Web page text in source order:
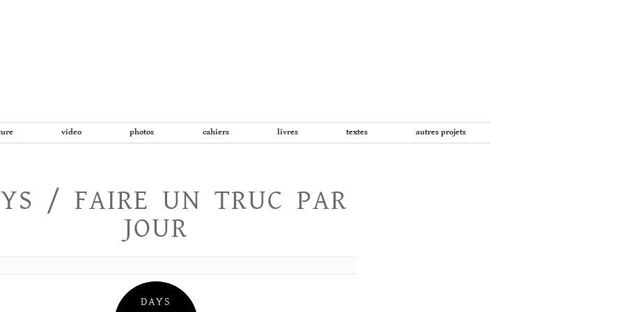
video photos cahiers livres textes autres projets
/ FAIRE UN TRUC PAR
JOUR
DAYS